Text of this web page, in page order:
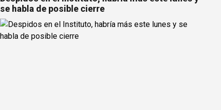
se habla de posible cierre